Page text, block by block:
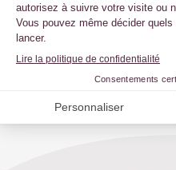
route »
https://www.sosfaim.be/le-